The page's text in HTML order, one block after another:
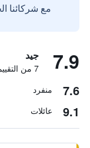
مع شركائنا
7.9 جيد
7 من التقييمات تم التحقق منها
7.6 منفرد
9.1 عائلات